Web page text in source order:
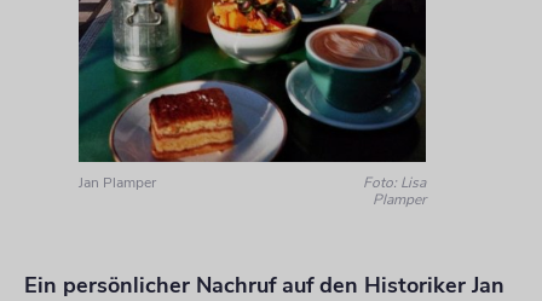
Jan Plamper
Foto: Lisa
Plamper
Ein persönlicher Nachruf auf den Historiker Jan